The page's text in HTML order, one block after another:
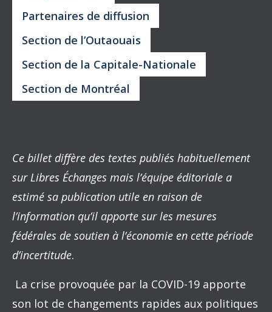
Partenaires de diffusion
Section de l’Outaouais
Section de la Capitale-Nationale
Section de Montréal
Ce billet diffère des textes publiés habituellement
sur Libres Échanges mais l’équipe éditoriale a
estimé sa publication utile en raison de
l’information qu’il apporte sur les mesures
fédérales de soutien à l’économie en cette période
d’incertitude.
La crise provoquée par la COVID-19 apporte
son lot de changements rapides aux politiques